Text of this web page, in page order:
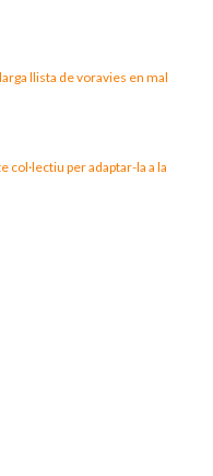
llista de voravies en mal
per adaptar-la a la